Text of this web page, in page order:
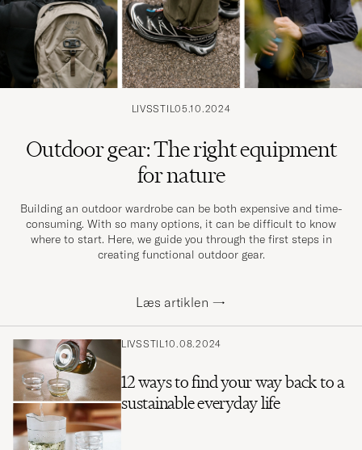
LIVSSTIL05.10.2024
Outdoor gear: The right equipment
for nature
Building an outdoor wardrobe can be both expensive and time-
consuming. With so many options, it can be difficult to know
where to start. Here, we guide you through the first steps in
creating functional outdoor gear.
Læs artiklen →
LIVSSTIL 10.08.2024
12 ways to find your way back to a
sustainable everyday life